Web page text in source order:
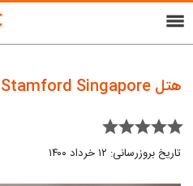
menu
هتل Swissotel The Stamford Singapore
star star star star star
تاریخ بروزرسانی: ۱۲ خرداد ۱۴۰۰